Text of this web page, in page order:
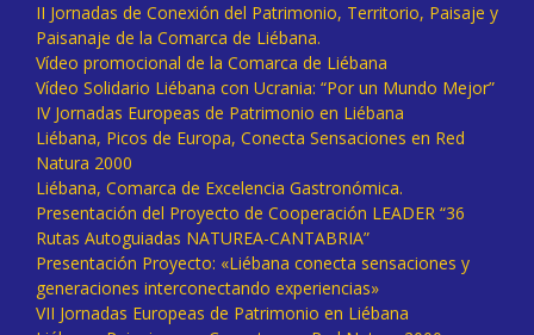
II Jornadas de Conexión del Patrimonio, Territorio, Paisaje y
Paisanaje de la Comarca de Liébana.
Vídeo promocional de la Comarca de Liébana
Vídeo Solidario Liébana con Ucrania: “Por un Mundo Mejor”
IV Jornadas Europeas de Patrimonio en Liébana
Liébana, Picos de Europa, Conecta Sensaciones en Red
Natura 2000
Liébana, Comarca de Excelencia Gastronómica.
Presentación del Proyecto de Cooperación LEADER “36
Rutas Autoguiadas NATUREA-CANTABRIA”
Presentación Proyecto: «Liébana conecta sensaciones y
generaciones interconectando experiencias»
VII Jornadas Europeas de Patrimonio en Liébana